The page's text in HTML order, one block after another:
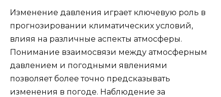
Изменение давления играет ключевую роль в
прогнозировании климатических условий,
влияя на различные аспекты атмосферы.
Понимание взаимосвязи между атмосферным
давлением и погодными явлениями
позволяет более точно предсказывать
изменения в погоде. Наблюдение за